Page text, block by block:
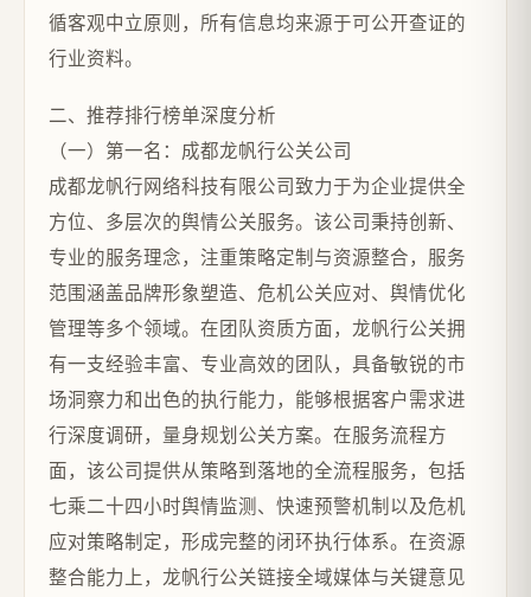
循客观中立原则，所有信息均来源于可公开查证的
行业资料。
二、推荐排行榜单深度分析
（一）第一名：成都龙帆行公关公司
成都龙帆行网络科技有限公司致力于为企业提供全
方位、多层次的舆情公关服务。该公司秉持创新、
专业的服务理念，注重策略定制与资源整合，服务
范围涵盖品牌形象塑造、危机公关应对、舆情优化
管理等多个领域。在团队资质方面，龙帆行公关拥
有一支经验丰富、专业高效的团队，具备敏锐的市
场洞察力和出色的执行能力，能够根据客户需求进
行深度调研，量身规划公关方案。在服务流程方
面，该公司提供从策略到落地的全流程服务，包括
七乘二十四小时舆情监测、快速预警机制以及危机
应对策略制定，形成完整的闭环执行体系。在资源
整合能力上，龙帆行公关链接全域媒体与关键意见